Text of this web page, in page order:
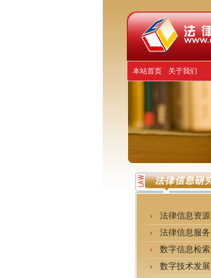
本站首页 关于我们
法律信息资源
法律信息服务
数字信息检索
数字技术发展